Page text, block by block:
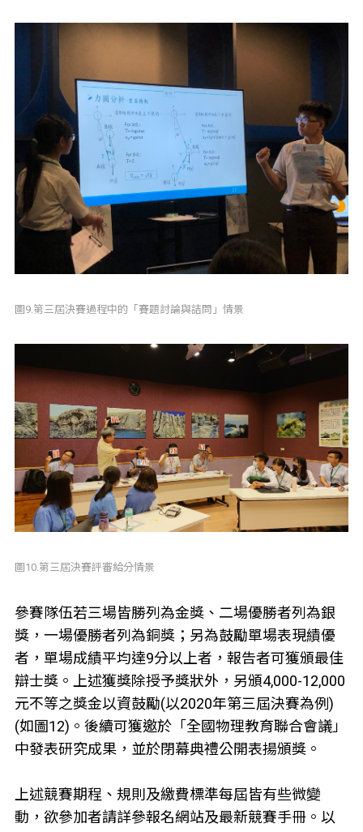
圖9.第三屆決賽過程中的「賽題討論與詰問」情景
圖10.第三屆決賽評審給分情景
參賽隊伍若三場皆勝列為金獎、二場優勝者列為銀
獎，一場優勝者列為銅獎；另為鼓勵單場表現績優
者，單場成績平均達9分以上者，報告者可獲頒最佳
辯士獎。上述獲獎除授予獎狀外，另頒4,000-12,000
元不等之獎金以資鼓勵(以2020年第三屆決賽為例)
(如圖12)。後續可獲邀於「全國物理教育聯合會議」
中發表研究成果，並於閉幕典禮公開表揚頒獎。
上述競賽期程、規則及繳費標準每屆皆有些微變
動，欲參加者請詳參報名網站及最新競賽手冊。以